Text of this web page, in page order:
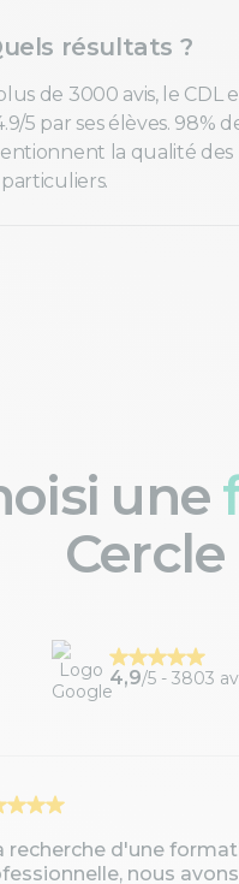
résultats ?
de 3000 avis, le CDL
5 par ses élèves. 98%
la qualité des
une
4,9/5 - 3803
recherche d'une
nous